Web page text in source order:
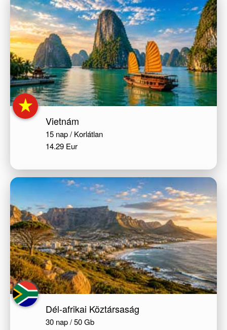
Vietnám
15 nap / Korlátlan
14.29 Eur
Dél-afrikai Köztársaság
30 nap / 50 Gb